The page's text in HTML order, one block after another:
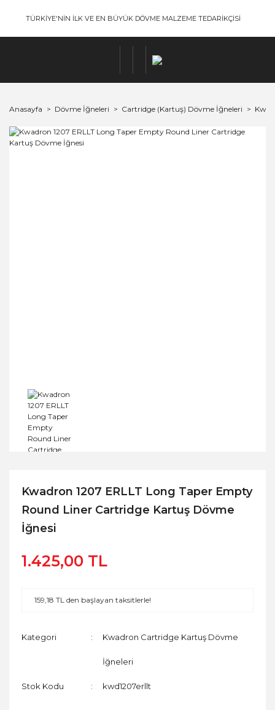
TÜRKİYE'NİN İLK VE EN BÜYÜK DÖVME MALZEME TEDARİKÇİSİ
Anasayfa Dövme İğneleri Cartridge (Kartuş) Dövme İğneleri
Kwadron 1207 ERLLT Long Taper Empty
Round Liner Cartridge Kartuş Dövme
İğnesi
1.425,00 TL
159,18 TL den başlayan taksitlerle!
Kategori Kwadron Cartridge Kartuş Dövme
İğneleri
Stok Kodu kwd1207erllt